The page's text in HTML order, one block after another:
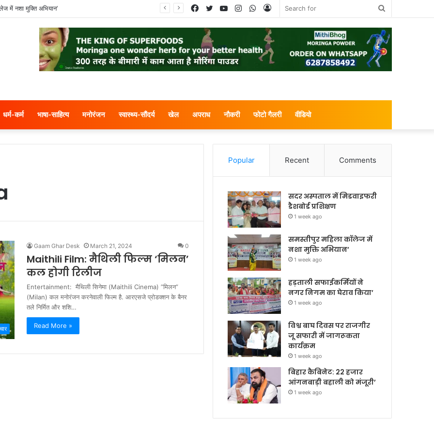
में नशा मुक्ति अभियान’
Log
WhatsApp
Instagram
YouTube
Twitter
Facebook
धर्म-कर्म भाषा-साहित्य मनोरंजन स्वास्थ्य-सौंदर्य खेल अपराध नौकरी फोटो गैलरी वीडियो
Gaam Ghar Desk March 21, 2024 0
Maithili Film: मैथिली फिल्म ‘मिलन’
कल होगी रिलीज
Entertainment: मैथिली सिनेमा (Maithili Cinema) ”मिलन”
(Milan) कल मनोरंजन करनेवाली फिल्म है. आरएसजे प्रोडक्शन के बैनर
तले निर्मित और शशि…
Read More »
Popular Recent Comments
सदर अस्पताल में मिडवाइफरी
डैशबोर्ड प्रशिक्षण
1 week ago
समस्तीपुर महिला कॉलेज में
नशा मुक्ति अभियान’
1 week ago
हड़ताली सफाईकर्मियों ने
नगर निगम का घेराव किया’
1 week ago
विश्व बाघ दिवस पर राजगीर
जू सफारी में जागरूकता
कार्यक्रम
1 week ago
बिहार कैबिनेट: 22 हजार
आंगनबाड़ी बहाली को मंजूरी’
1 week ago